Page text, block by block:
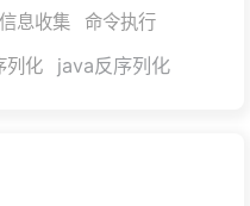
息收集
命令执行
列化 java反序列化